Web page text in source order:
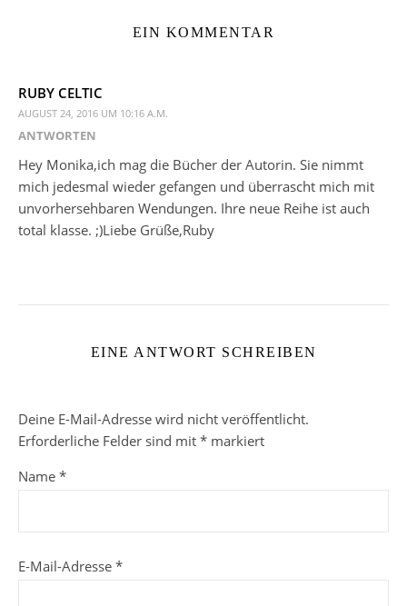
EIN KOMMENTAR
RUBY CELTIC
AUGUST 24, 2016 UM 10:16 A.M.
ANTWORTEN
Hey Monika,ich mag die Bücher der Autorin. Sie nimmt
mich jedesmal wieder gefangen und überrascht mich mit
unvorhersehbaren Wendungen. Ihre neue Reihe ist auch
total klasse. ;)Liebe Grüße,Ruby
EINE ANTWORT SCHREIBEN
Deine E-Mail-Adresse wird nicht veröffentlicht.
Erforderliche Felder sind mit * markiert
Name *
E-Mail-Adresse *